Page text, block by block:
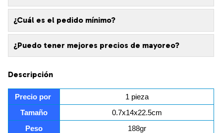
¿Cuál es el pedido mínimo?
¿Puedo tener mejores precios de mayoreo?
Descripción
Precio por
1 pieza
Tamaño
0.7x14x22.5cm
Peso
188gr